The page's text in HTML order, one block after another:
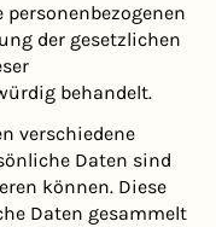
der gesetzlichen
behandelt.
verschiedene
Daten sind
können. Diese
Daten gesammelt